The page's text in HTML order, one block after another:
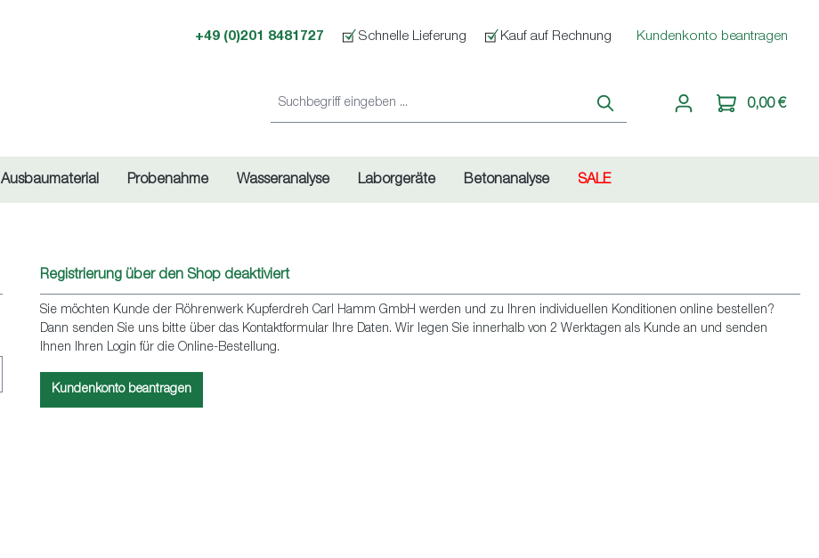
+49 (0)201 8481727 Schnelle Lieferung Kauf auf Rechnung Kundenkonto beantragen
0,00 €
Ausbaumaterial Probenahme Wasseranalyse Laborgeräte Betonanalyse SALE
Registrierung über den Shop deaktiviert
Sie möchten Kunde der Röhrenwerk Kupferdreh Carl Hamm GmbH werden und zu Ihren individuellen Konditionen online bestellen?
Dann senden Sie uns bitte über das Kontaktformular Ihre Daten. Wir legen Sie innerhalb von 2 Werktagen als Kunde an und senden
Ihnen Ihren Login für die Online-Bestellung.
Kundenkonto beantragen